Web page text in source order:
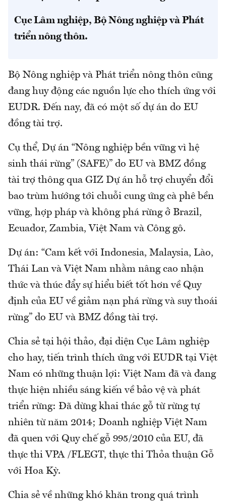
Cục Lâm nghiệp, Bộ Nông nghiệp và Phát
triển nông thôn.
Bộ Nông nghiệp và Phát triển nông thôn cũng
đang huy động các nguồn lực cho thích ứng với
EUDR. Đến nay, đã có một số dự án do EU
đồng tài trợ.
Cụ thể, Dự án “Nông nghiệp bền vững vì hệ
sinh thái rừng” (SAFE)” do EU và BMZ đồng
tài trợ thông qua GIZ Dự án hỗ trợ chuyển đổi
bao trùm hướng tới chuỗi cung ứng cà phê bền
vững, hợp pháp và không phá rừng ở Brazil,
Ecuador, Zambia, Việt Nam và Công gô.
Dự án: “Cam kết với Indonesia, Malaysia, Lào,
Thái Lan và Việt Nam nhằm nâng cao nhận
thức và thúc đẩy sự hiểu biết tốt hơn về Quy
định của EU về giảm nạn phá rừng và suy thoái
rừng” do EU và BMZ đồng tài trợ.
Chia sẻ tại hội thảo, đại diện Cục Lâm nghiệp
cho hay, tiến trình thích ứng với EUDR tại Việt
Nam có những thuận lợi: Việt Nam đã và đang
thực hiện nhiều sáng kiến về bảo vệ và phát
triển rừng: Đã dừng khai thác gỗ từ rừng tự
nhiên từ năm 2014; Doanh nghiệp Việt Nam
đã quen với Quy chế gỗ 995/2010 của EU, đã
thực thi VPA /FLEGT, thực thi Thỏa thuận Gỗ
với Hoa Kỳ.
Chia sẻ về những khó khăn trong quá trình